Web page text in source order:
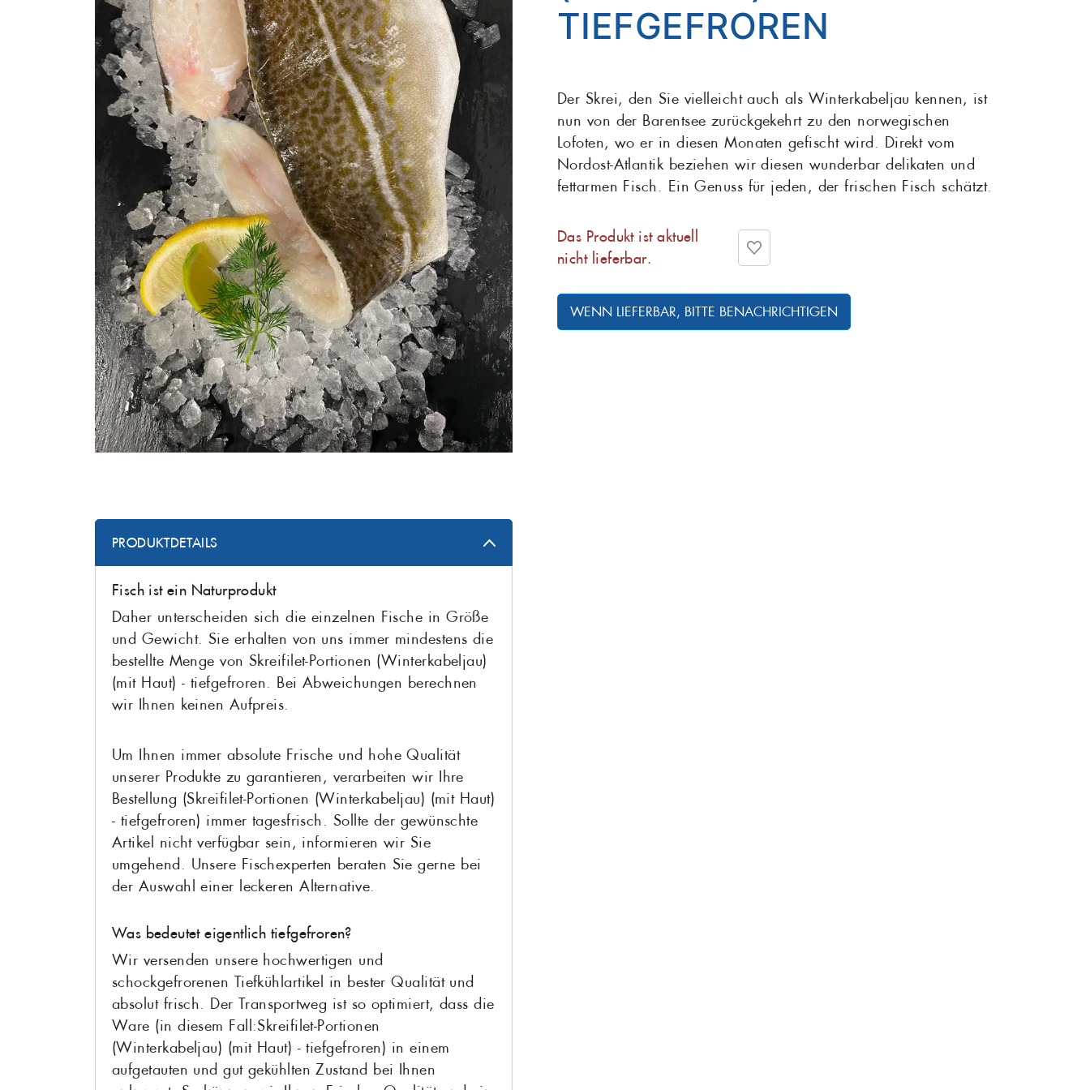
Fischsuppen
Fischkonserven
Makrele Maräne Matjes
Saibling Salat
Schwertfisch Seelachs Seeteufel Steinbutt
Steinbeisser Stör Thunfisch Wels
Wolfsbarsch Zander
PRODUKTDETAILS
Fisch ist ein Naturprodukt
Daher unterscheiden sich die einzelnen Fische in Größe
und Gewicht. Sie erhalten von uns immer mindestens die
bestellte Menge von Skreifilet-Portionen (Winterkabeljau)
(mit Haut) - tiefgefroren. Bei Abweichungen berechnen
wir Ihnen keinen Aufpreis.
Um Ihnen immer absolute Frische und hohe Qualität
unserer Produkte zu garantieren, verarbeiten wir Ihre
Bestellung (Skreifilet-Portionen (Winterkabeljau) (mit Haut)
- tiefgefroren) immer tagesfrisch. Sollte der gewünschte
Artikel nicht verfügbar sein, informieren wir Sie
umgehend. Unsere Fischexperten beraten Sie gerne bei
der Auswahl einer leckeren Alternative.
Was bedeutet eigentlich tiefgefroren?
Wir versenden unsere hochwertigen und
schockgefrorenen Tiefkühlartikel in bester Qualität und
absolut frisch. Der Transportweg ist so optimiert, dass die
Ware (in diesem Fall:Skreifilet-Portionen
(Winterkabeljau) (mit Haut) - tiefgefroren) in einem
aufgetauten und gut gekühlten Zustand bei Ihnen
TIEFGEFROREN
Der Skrei, den Sie vielleicht auch als Winterkabeljau kennen, ist
nun von der Barentsee zurückgekehrt zu den norwegischen
Lofoten, wo er in diesen Monaten gefischt wird. Direkt vom
Nordost-Atlantik beziehen wir diesen wunderbar delikaten und
fettarmen Fisch. Ein Genuss für jeden, der frischen Fisch schätzt.
Das Produkt ist aktuell
nicht lieferbar.
WENN LIEFERBAR, BITTE BENACHRICHTIGEN